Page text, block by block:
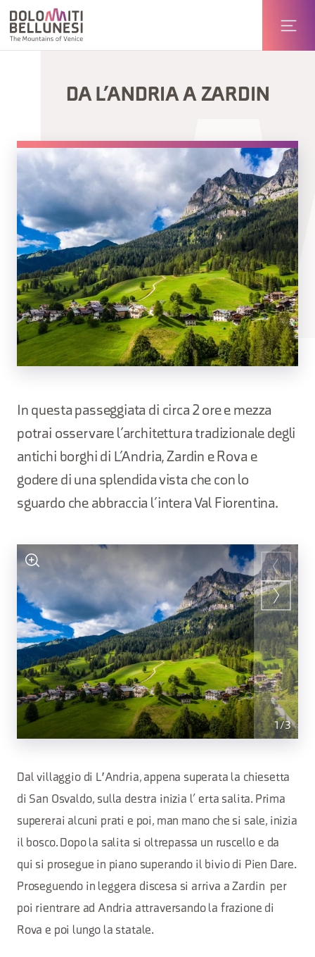
DA L’ANDRIA A ZARDIN
In questa passeggiata di circa 2 ore e mezza
potrai osservare l’architettura tradizionale degli
antichi borghi di L’Andria, Zardin e Rova e
godere di una splendida vista che con lo
sguardo che abbraccia l’intera Val Fiorentina.
1/3
Dal villaggio di L'Andria, appena superata la chiesetta
di San Osvaldo, sulla destra inizia l’ erta salita. Prima
supererai alcuni prati e poi, man mano che si sale, inizia
il bosco. Dopo la salita si oltrepassa un ruscello e da
qui si prosegue in piano superando il bivio di Pien Dare.
Proseguendo in leggera discesa si arriva a Zardin per
poi rientrare ad Andria attraversando la frazione di
Rova e poi lungo la statale.